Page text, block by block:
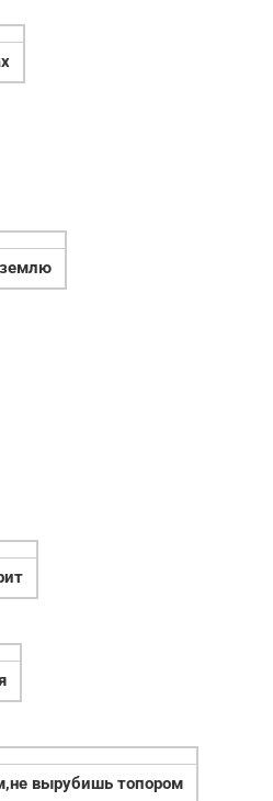
землю
не вырубишь топором